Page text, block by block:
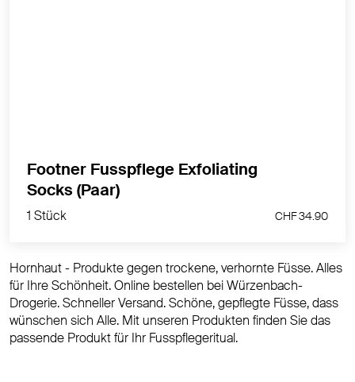
1 Stück
Footner Fusspflege Exfoliating
Socks (Paar)
1 Stück CHF 34.90
Hornhaut - Produkte gegen trockene, verhornte Füsse. Alles
für Ihre Schönheit. Online bestellen bei Würzenbach-
Drogerie. Schneller Versand. Schöne, gepflegte Füsse, dass
wünschen sich Alle. Mit unseren Produkten finden Sie das
passende Produkt für Ihr Fusspflegeritual.